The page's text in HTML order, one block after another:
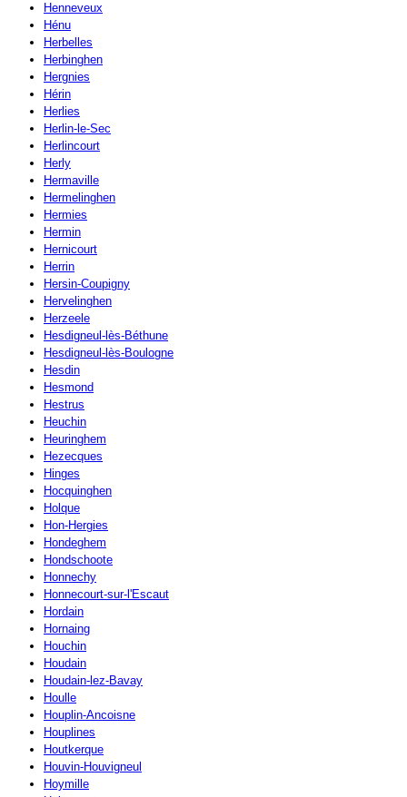
Henneveux
Hénu
Herbelles
Herbinghen
Hergnies
Hérin
Herlies
Herlin-le-Sec
Herlincourt
Herly
Hermaville
Hermelinghen
Hermies
Hermin
Hernicourt
Herrin
Hersin-Coupigny
Hervelinghen
Herzeele
Hesdigneul-lès-Béthune
Hesdigneul-lès-Boulogne
Hesdin
Hesmond
Hestrus
Heuchin
Heuringhem
Hezecques
Hinges
Hocquinghen
Holque
Hon-Hergies
Hondeghem
Hondschoote
Honnechy
Honnecourt-sur-l'Escaut
Hordain
Hornaing
Houchin
Houdain
Houdain-lez-Bavay
Houlle
Houplin-Ancoisne
Houplines
Houtkerque
Houvin-Houvigneul
Hoymille